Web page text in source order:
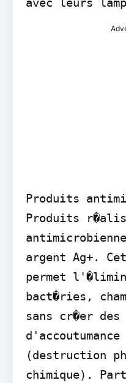
Produits
Produits
argent Ag+.
permet
bact�ries,
sans cr�er
(destruction
chimique).